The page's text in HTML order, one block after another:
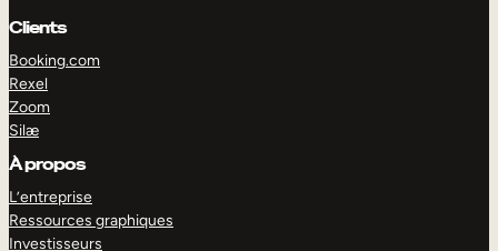
Clients
Booking.com
Rexel
Zoom
Silæ
À propos
L’entreprise
Ressources graphiques
Investisseurs